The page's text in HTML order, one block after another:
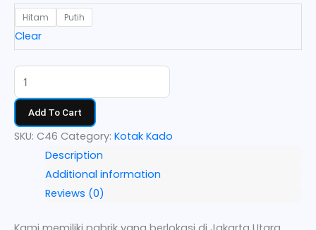
Hitam Putih
Clear
Add To Cart
SKU: C46 Category: Kotak Kado
Description
Additional information
Reviews (0)